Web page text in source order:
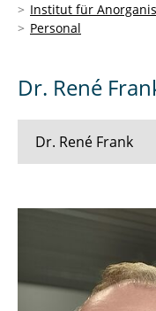
Institut für
Personal
Dr. René
Dr. René Frank
Research